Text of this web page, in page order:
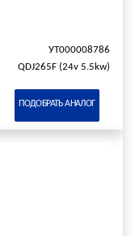
УТ000008786
QDJ265F (24v 5.5kw)
ПОДОБРАТЬ АНАЛОГ